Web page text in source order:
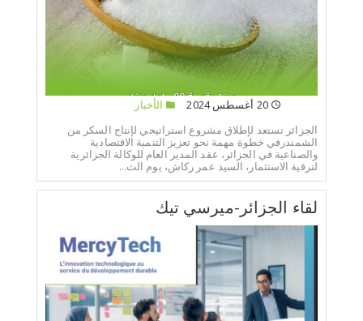
20 أغسطس 2024
الأخبار
الجزائر تستعد لإطلاق مشروع استراتيجي لإنتاج السكر من
الشمندرفي خطوة مهمة نحو تعزيز التنمية الاقتصادية
والصناعية في الجزائر، عقد المدير العام للوكالة الجزائرية
لترقية الاستثمار، السيد عمر ركاش، يوم الث...
لقاء الجزائر-ميرسي تيك